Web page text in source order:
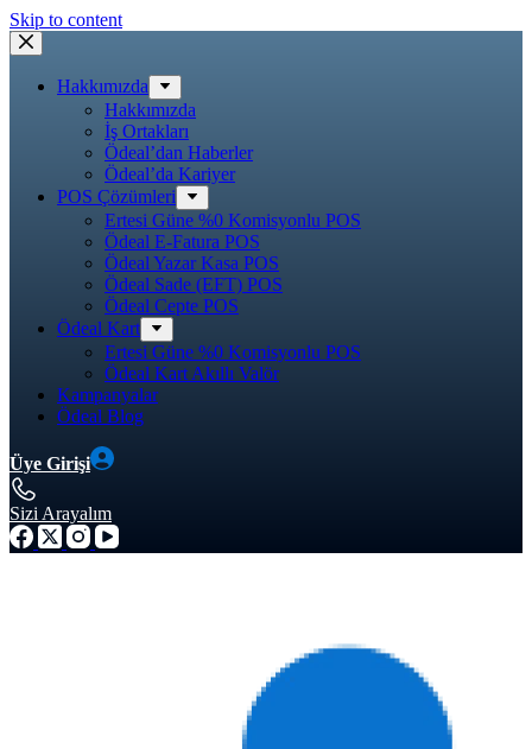
Skip to content
Hakkımızda
Hakkımızda
İş Ortakları
Ödeal’dan Haberler
Ödeal’da Kariyer
POS Çözümleri
Ertesi Güne %0 Komisyonlu POS
Ödeal E-Fatura POS
Ödeal Yazar Kasa POS
Ödeal Sade (EFT) POS
Ödeal Cepte POS
Ödeal Kart
Ertesi Güne %0 Komisyonlu POS
Ödeal Kart Akıllı Valör
Kampanyalar
Ödeal Blog
Üye Girişi
Sizi Arayalım